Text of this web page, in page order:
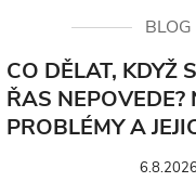
BLOG
CO DĚLAT, KDYŽ
ŘAS NEPOVEDE?
PROBLÉMY A
6.8.2026